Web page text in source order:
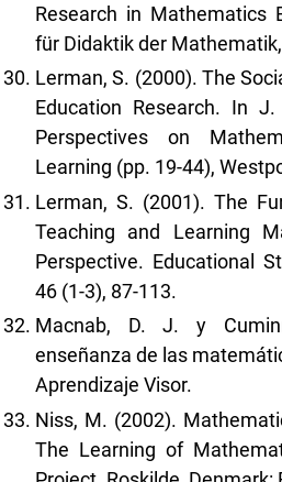
Research in Mathematics
für Didaktik der
Lerman, S. (2000). The
Education Research. In
Perspectives on
Learning (pp. 19-44),
Lerman, S. (2001). The
Teaching and Learning
Perspective. Educational
46 (1-3), 87-113.
Macnab, D. J. y
enseñanza de las
Aprendizaje Visor.
Niss, M. (2002).
The Learning of